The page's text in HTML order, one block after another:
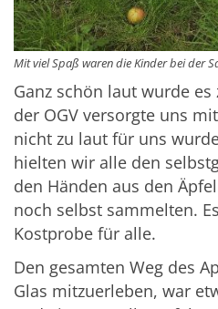
Mit viel Spaß waren die Kinder bei der
Ganz schön laut wurde
der OGV versorgte uns
nicht zu laut für uns
hielten wir alle den
den Händen aus den
noch selbst sammelten.
Kostprobe für alle.
Den gesamten Weg des
Glas mitzuerleben, war